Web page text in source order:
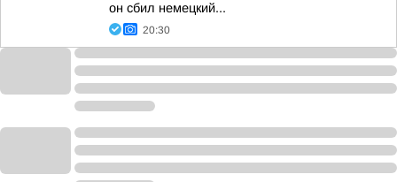
он сбил немецкий...
20:30